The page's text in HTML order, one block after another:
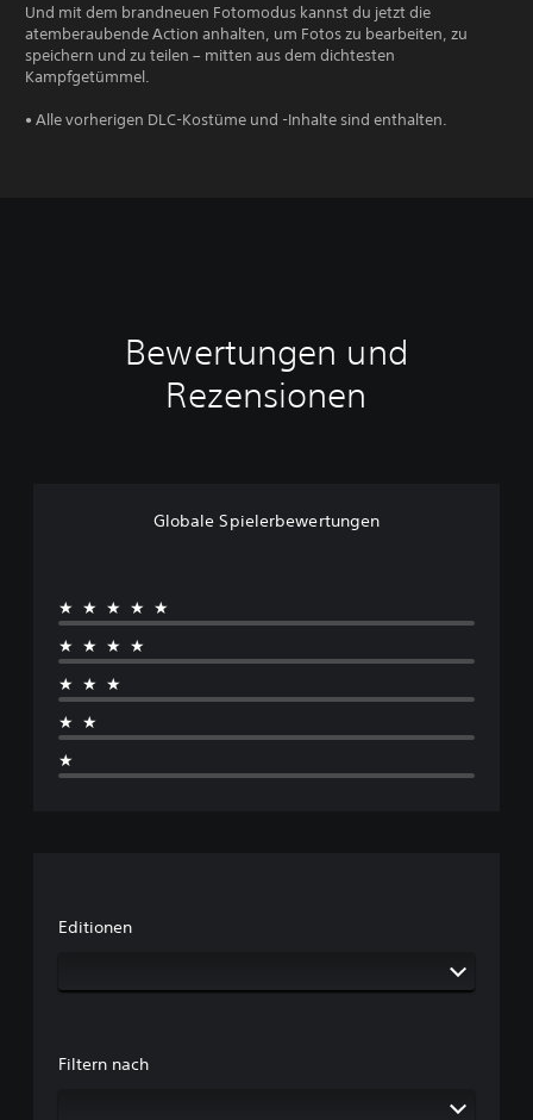
Und mit dem brandneuen Fotomodus kannst du jetzt die
atemberaubende Action anhalten, um Fotos zu bearbeiten, zu
speichern und zu teilen – mitten aus dem dichtesten
Kampfgetümmel.
• Alle vorherigen DLC-Kostüme und -Inhalte sind enthalten.
Bewertungen und
Rezensionen
Globale Spielerbewertungen
★★★★★
★★★★
★★★
★★
★
Editionen
Filtern nach